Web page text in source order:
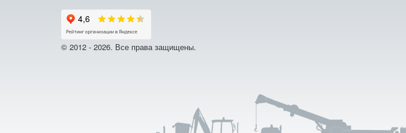
© 2012 - 2026. Все права защищены.